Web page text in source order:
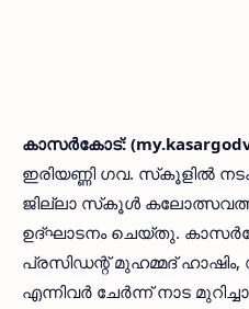
കാസര്‍കോട്:
ഇരിയണ്ണി ഗവ. സ്‌കൂളില്‍
ജില്ലാ സ്‌കൂള്‍
ഉദ്ഘാടനം ചെയ്തു.
പ്രസിഡന്റ് മുഹമ്മദ്
എന്നിവര്‍ ചേര്‍ന്ന് നാട